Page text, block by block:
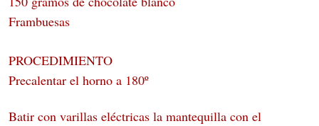
Frambuesas
PROCEDIMIENTO
Precalentar el horno a 180º
Batir con varillas eléctricas la mantequilla con el